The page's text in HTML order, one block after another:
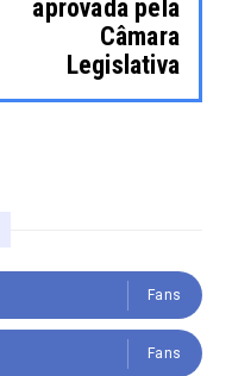
aprovada pela
Câmara
Legislativa
Fans
Fans